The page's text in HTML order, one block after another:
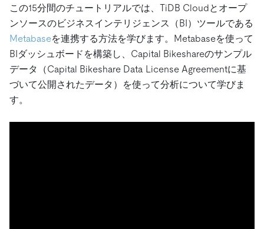
この15分間のチュートリアルでは、TiDB Cloudとオープ
ンソースのビジネスインテリジェンス（BI）ツールである
Metabaseを連携する方法を学びます。Metabaseを使って
BIダッシュボードを構築し、Capital Bikeshareのサンプル
データ（Capital Bikeshare Data License Agreementに基
づいて公開されたデータ）を使って分析について学びま
す。